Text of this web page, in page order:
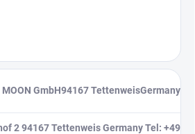
MOON GmbH94167 TettenweisGermany
2 94167 Tettenweis Germany Tel: +49